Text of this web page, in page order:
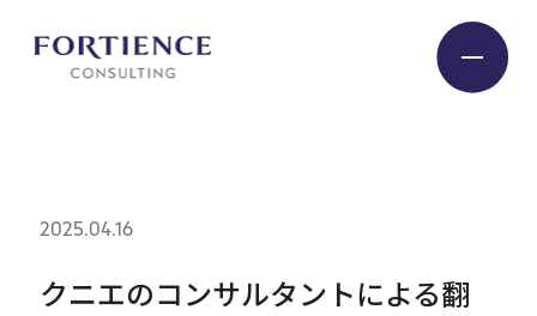
Service
クニエのコンサルタントによる翻
2025.04.16